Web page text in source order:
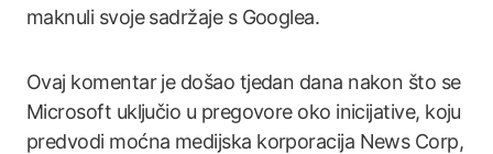
maknuli svoje sadržaje s Googlea.
Ovaj komentar je došao tjedan dana nakon što se
Microsoft uključio u pregovore oko inicijative, koju
predvodi moćna medijska korporacija News Corp,